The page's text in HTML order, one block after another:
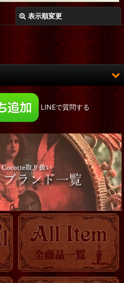
表示順変更
絞り込む
LINEで質問する